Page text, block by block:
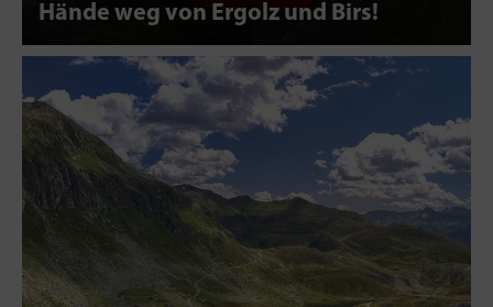
Hände weg von Ergolz und Birs!